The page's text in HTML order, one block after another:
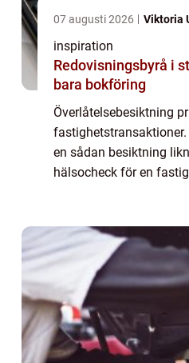
07 augusti 2026 Viktoria
inspiration
Redovisningsbyrå i
bara bokföring
Överlåtelsebesiktning
en sådan besiktning
hälsocheck för en